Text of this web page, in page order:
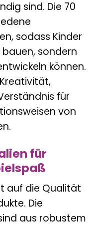
sind. Die 70
sodass Kinder
sondern
können.
für
von
für
auf die Qualität
Die
aus robustem